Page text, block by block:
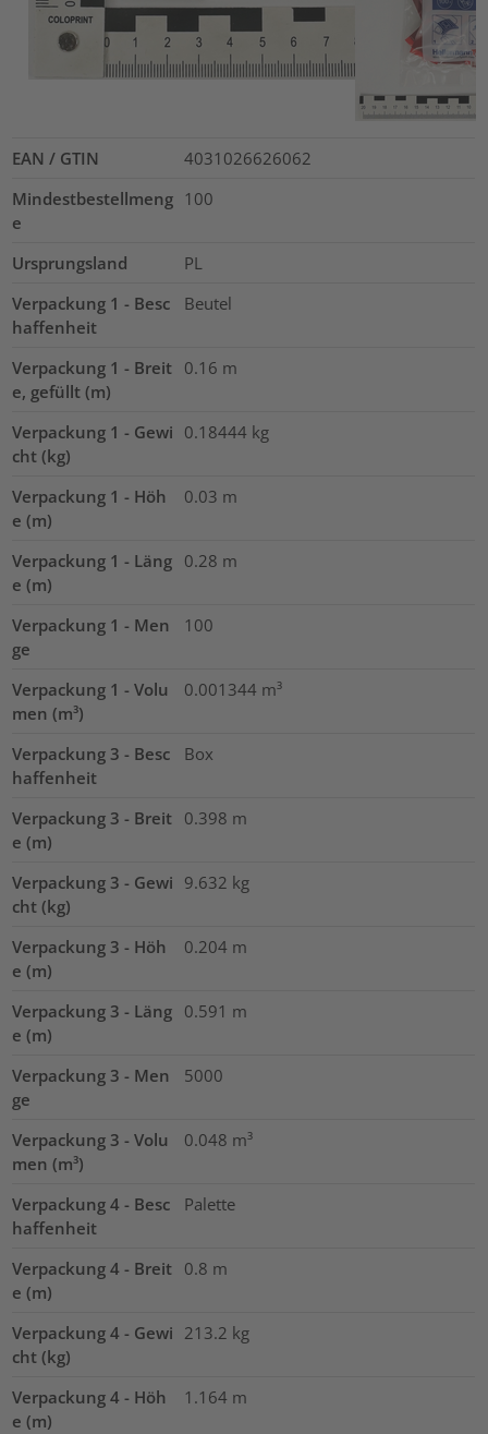
EAN / GTIN
4031026626062
Mindestbestellmeng
e
100
Ursprungsland
PL
Verpackung 1 - Besc
haffenheit
Beutel
Verpackung 1 - Breit
e, gefüllt (m)
0.16 m
Verpackung 1 - Gewi
cht (kg)
0.18444 kg
Verpackung 1 - Höh
e (m)
0.03 m
Verpackung 1 - Läng
e (m)
0.28 m
Verpackung 1 - Men
ge
100
Verpackung 1 - Volu
men (m³)
0.001344 m³
Verpackung 3 - Besc
haffenheit
Box
Verpackung 3 - Breit
e (m)
0.398 m
Verpackung 3 - Gewi
cht (kg)
9.632 kg
Verpackung 3 - Höh
e (m)
0.204 m
Verpackung 3 - Läng
e (m)
0.591 m
Verpackung 3 - Men
ge
5000
Verpackung 3 - Volu
men (m³)
0.048 m³
Verpackung 4 - Besc
haffenheit
Palette
Verpackung 4 - Breit
e (m)
0.8 m
Verpackung 4 - Gewi
cht (kg)
213.2 kg
Verpackung 4 - Höh
e (m)
1.164 m